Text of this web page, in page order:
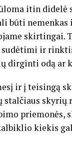
itin
būti nemenkas
skirtingai.
ir
dirginti odą ar
ir į teisingą
kiekis